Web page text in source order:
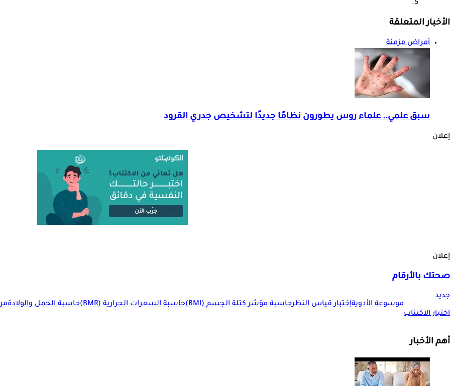
الأخبار المتعلقة
أمراض مزمنة
سبق علمي.. علماء روس يطورون نظامًا جديدًا لتشخيص جدري القرود
إعلان
إعلان
صحتك بالأرقام
جديد
اختبار الاكتئاب
موسوعة الأدويةإختبار قياس النظرحاسبة مؤشر كتلة الجسم (BMI) حاسبة السعرات الحرارية (BMR) حاسبة الحمل والولادة
أهم الأخبار